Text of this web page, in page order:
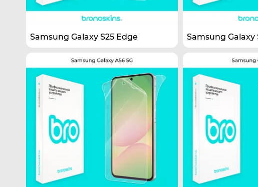
Samsung Galaxy S25 Edge Samsung Galaxy